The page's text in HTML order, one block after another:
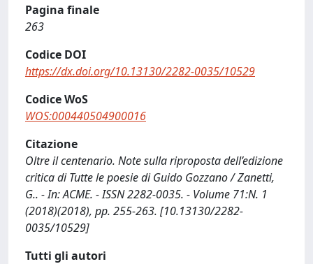
Pagina finale
263
Codice DOI
https://dx.doi.org/10.13130/2282-0035/10529
Codice WoS
WOS:000440504900016
Citazione
Oltre il centenario. Note sulla riproposta dell’edizione
critica di Tutte le poesie di Guido Gozzano / Zanetti,
G.. - In: ACME. - ISSN 2282-0035. - Volume 71:N. 1
(2018)(2018), pp. 255-263. [10.13130/2282-
0035/10529]
Tutti gli autori